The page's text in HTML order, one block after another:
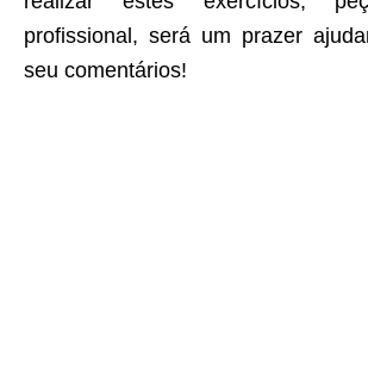
profissional, será um prazer
seu comentários!